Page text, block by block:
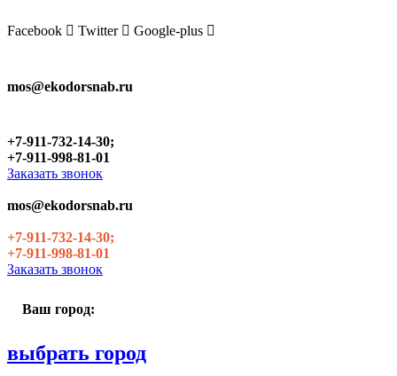
to
Facebook Twitter Google-plus
mos@ekodorsnab.ru
+7-911-732-14-30;
+7-911-998-81-01
Заказать звонок
mos@ekodorsnab.ru
+7-911-732-14-30;
+7-911-998-81-01
Заказать звонок
Ваш город:
выбрать город